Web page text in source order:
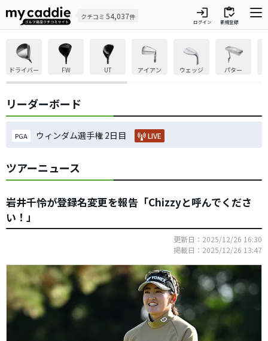
クチコミ 54,037件 login
ログイン
inventory
新規登録
ドライバー FW UT アイアン ウェッジ パター
リーダーボード
PGA ウィンダム選手権 2日目 LIVE
ツアーニュース
岩井千怜が登録名変更を報告「Chizzyと呼んでくださ
い！」
更新日：2025/12/26 16:30
掲載日：2025/12/26 13:47